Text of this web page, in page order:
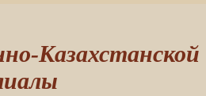
Казахстанской